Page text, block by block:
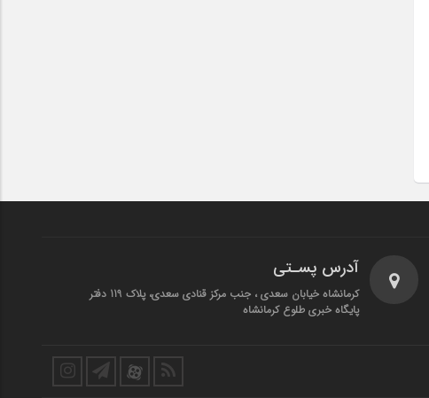
آدرس پسـتی
کرمانشاه خیابان سعدی ، جنب مرکز قنادی سعدی، پلاک 119 دفتر
پایگاه خبری طلوع کرمانشاه